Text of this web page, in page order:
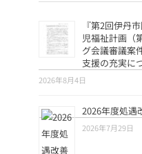
『第2回伊丹
児福祉計画（
グ会議審議案
支援の充実に
2026年8月4日
2026年度処遇
2026年7月29日